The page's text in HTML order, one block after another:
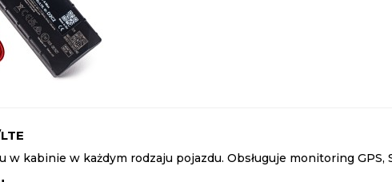
w kabinie w każdym rodzaju pojazdu. Obsługuje monitoring GPS,